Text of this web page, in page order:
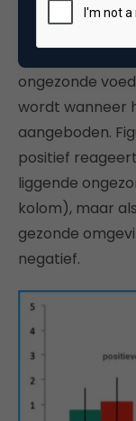
Zo lijkt het op
Kijk je echter
ongezonde
wordt wanneer
aangeboden.
positief
liggende
kolom), maar
gezonde
negatief.